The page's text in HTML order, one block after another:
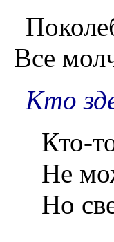
Все
Кто
Кто-
Не
Но